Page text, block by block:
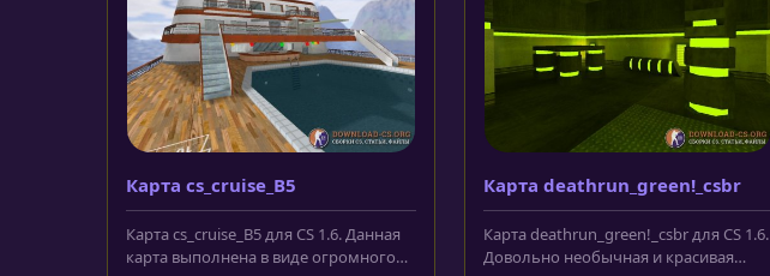
Карта cs_сruise_B5
Карта cs_сruise_B5 для CS 1.6. Данная
карта выполнена в виде огромного
Карта deathrun_green!_csbr
Карта deathrun_green!_csbr для CS 1.6.
Довольно необычная и красивая